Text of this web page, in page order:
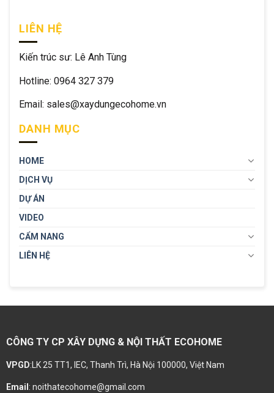
LIÊN HỆ
Kiến trúc sư: Lê Anh Tùng
Hotline: 0964 327 379
Email: sales@xaydungecohome.vn
DANH MỤC
HOME
DỊCH VỤ
DỰ ÁN
VIDEO
CẨM NANG
LIÊN HỆ
CÔNG TY CP XÂY DỰNG & NỘI THẤT ECOHOME
VPGD:LK 25 TT1, IEC, Thanh Trì, Hà Nội 100000, Việt Nam
Email : noithatecohome@gmail.com